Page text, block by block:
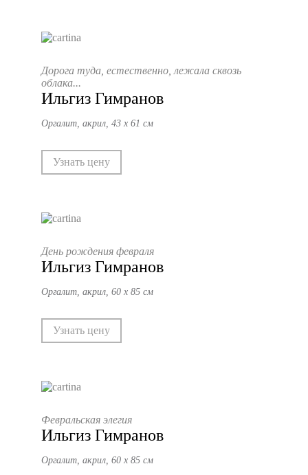
Дорога туда, естественно, лежала сквозь
облака...
Ильгиз Гимранов
Оргалит, акрил, 43 х 61 см
Узнать цену
День рождения февраля
Ильгиз Гимранов
Оргалит, акрил, 60 х 85 см
Узнать цену
Февральская элегия
Ильгиз Гимранов
Оргалит, акрил, 60 х 85 см